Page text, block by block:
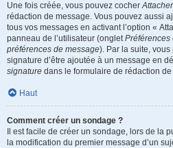
Une fois créée, vous pouvez cocher
rédaction de message. Vous pouvez aussi
tous vos messages en activant l’option «
panneau de l’utilisateur (ongletPréférences
préférences de message). Par la suite,
signature d’être ajoutée à un message en
signature dans le formulaire de rédaction
Haut
Comment créer un sondage ?
Il est facile de créer un sondage, lors de la
la modification du premier message d’un